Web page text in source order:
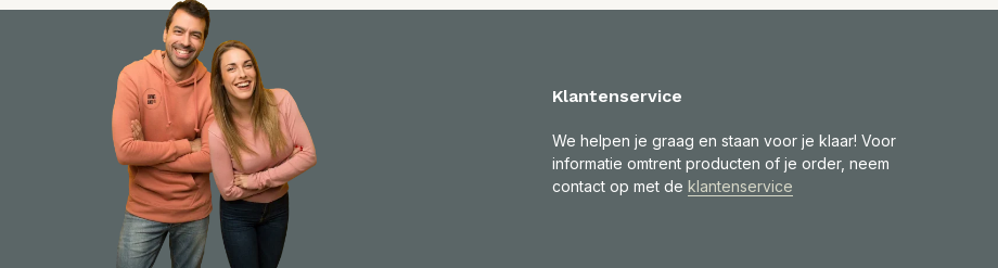
Klantenservice
We helpen je graag en staan voor je klaar! Voor
informatie omtrent producten of je order, neem
contact op met de klantenservice